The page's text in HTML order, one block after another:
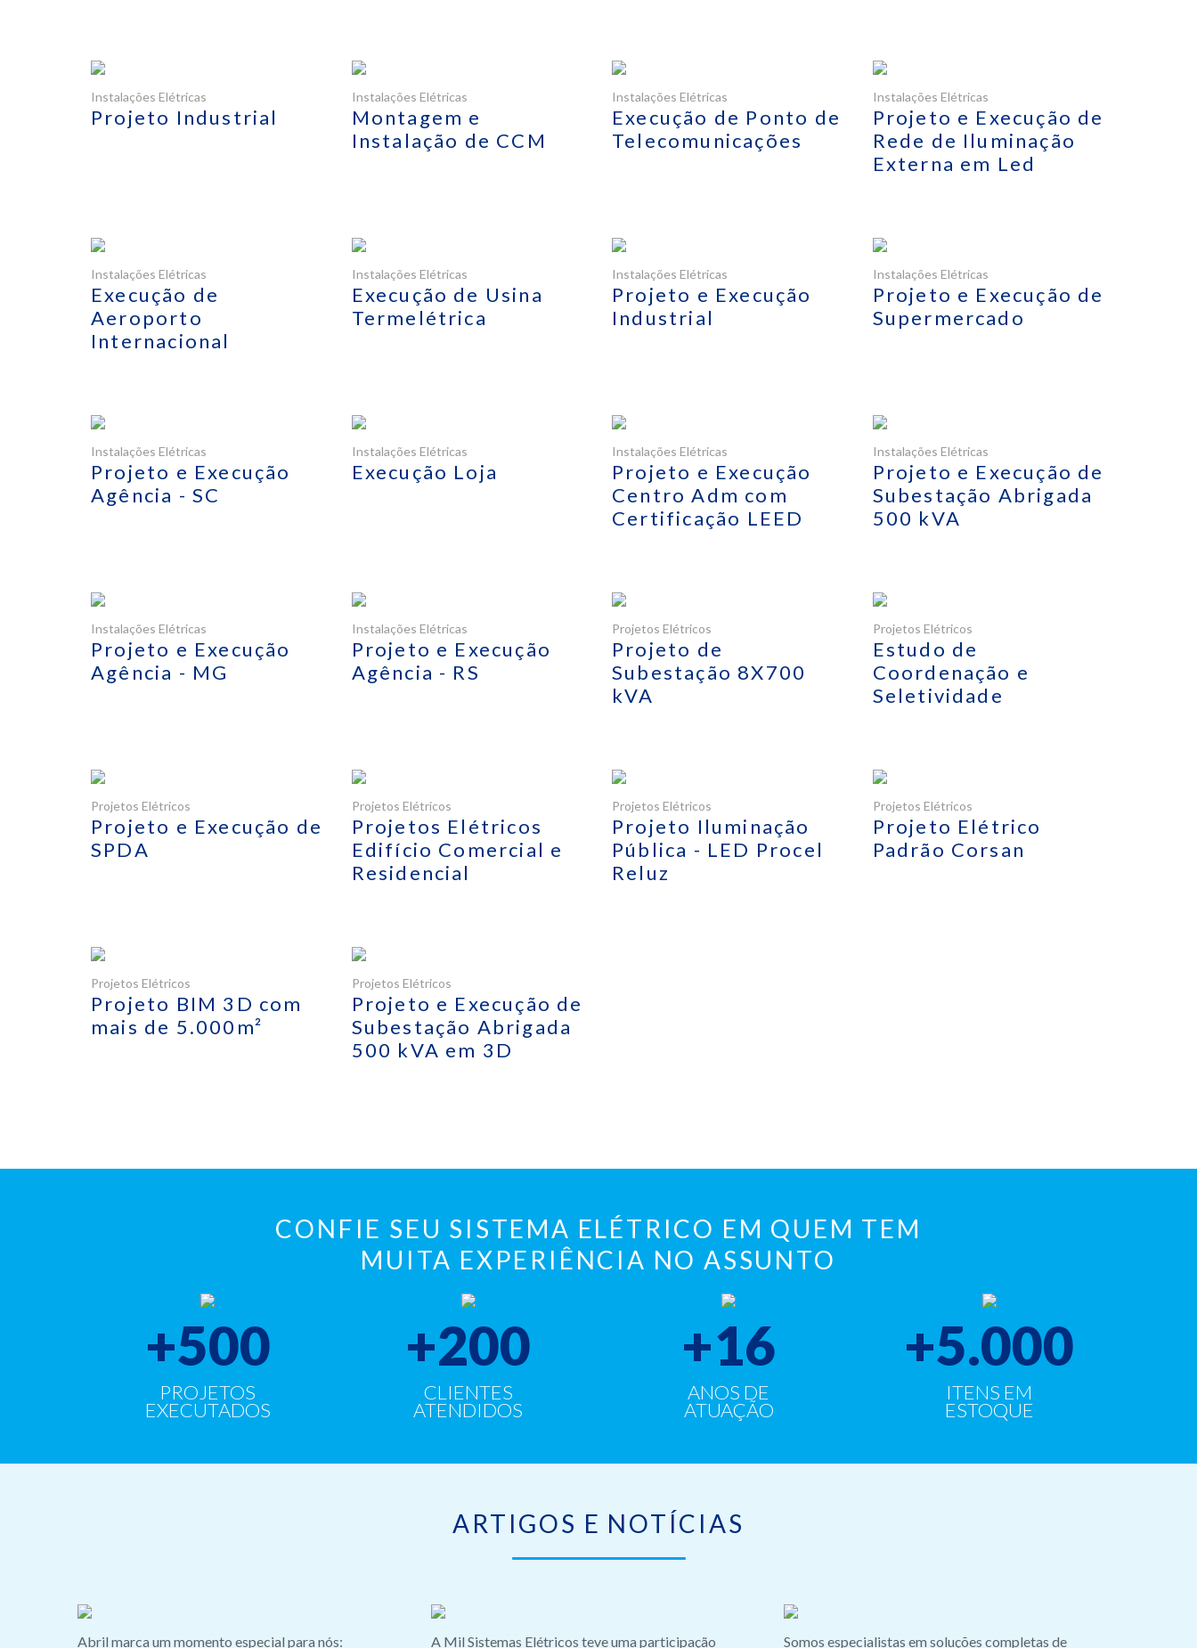
Instalações Elétricas
Projeto Industrial
Instalações Elétricas
Montagem e
Instalação de CCM
Instalações Elétricas
Execução de Ponto de
Telecomunicações
Instalações Elétricas
Projeto e Execução de
Rede de Iluminação
Externa em Led
Instalações Elétricas
Execução de
Aeroporto
Internacional
Instalações Elétricas
Execução de Usina
Termelétrica
Instalações Elétricas
Projeto e Execução
Industrial
Instalações Elétricas
Projeto e Execução de
Supermercado
Instalações Elétricas
Projeto e Execução
Agência - SC
Instalações Elétricas
Execução Loja
Instalações Elétricas
Projeto e Execução
Centro Adm com
Certificação LEED
Instalações Elétricas
Projeto e Execução de
Subestação Abrigada
500 kVA
Instalações Elétricas
Projeto e Execução
Agência - MG
Instalações Elétricas
Projeto e Execução
Agência - RS
Projetos Elétricos
Projeto de
Subestação 8X700
kVA
Projetos Elétricos
Estudo de
Coordenação e
Seletividade
Projetos Elétricos
Projeto e Execução de
SPDA
Projetos Elétricos
Projetos Elétricos
Edifício Comercial e
Residencial
Projetos Elétricos
Projeto Iluminação
Pública - LED Procel
Reluz
Projetos Elétricos
Projeto Elétrico
Padrão Corsan
Projetos Elétricos
Projeto BIM 3D com
mais de 5.000m²
Projetos Elétricos
Projeto e Execução de
Subestação Abrigada
500 kVA em 3D
CONFIE SEU SISTEMA ELÉTRICO EM QUEM TEM
MUITA EXPERIÊNCIA NO ASSUNTO
+500
PROJETOS
EXECUTADOS
+200
CLIENTES
ATENDIDOS
+16
ANOS DE
ATUAÇÃO
+5.000
ITENS EM
ESTOQUE
ARTIGOS E NOTÍCIAS
Abril marca um momento especial para nós:
A Mil Sistemas Elétricos teve uma participação
Somos especialistas em soluções completas de